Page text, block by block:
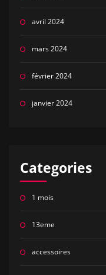
avril 2024
mars 2024
février 2024
janvier 2024
Categories
1 mois
13eme
accessoires